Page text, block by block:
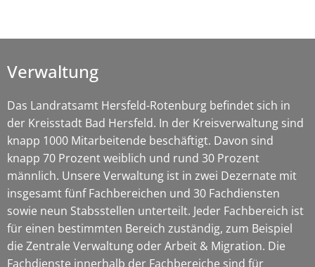
Verwaltung
Das Landratsamt Hersfeld-Rotenburg befindet sich in
der Kreisstadt Bad Hersfeld. In der Kreisverwaltung sind
knapp 1000 Mitarbeitende beschäftigt. Davon sind
knapp 70 Prozent weiblich und rund 30 Prozent
männlich. Unsere Verwaltung ist in zwei Dezernate mit
insgesamt fünf Fachbereichen und 30 Fachdiensten
sowie neun Stabsstellen unterteilt. Jeder Fachbereich ist
für einen bestimmten Bereich zuständig, zum Beispiel
die Zentrale Verwaltung oder Arbeit & Migration. Die
Fachdienste innerhalb der Fachbereiche sind für